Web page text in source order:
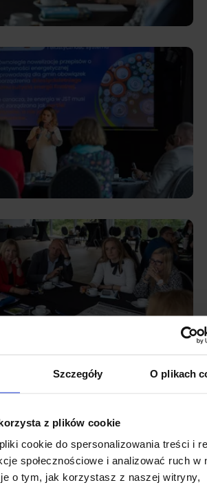
Szczegóły O plikach
z plików cookie
cookie do spersonalizowania treści i
społecznościowe i analizować ruch w
o tym, jak korzystasz z naszej witryny,